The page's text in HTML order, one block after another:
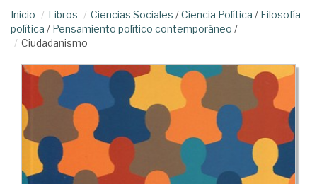
Inicio Libros Ciencias Sociales /Ciencia Política / Filosofía
política / Pensamiento político contemporáneo /
Ciudadanismo